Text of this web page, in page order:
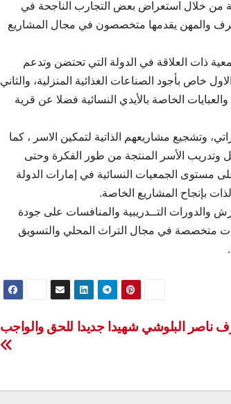
من خلال استعراض بعض التجارب الناجحة في
والمهن يقدمها متخصصون في مجال المشاريع
ذات العلاقة في الدولة التي تحتضن وتدعم
خاص بأجود الصناعات الغذائية المنزلية، والثاني
الخاصة بالأيدي النسائية فضلا عن قرية
وتشجيع مشاريعهم الذاتية لتمكين الاسر ، كما
وتدريب الأسر المنتجة من طور الفكرة وحتى
مستوى الجمعيات النسائية في إمارات الدولة
بإنجاح المشاريع الخاصة.
والدورات التــدريبية والمنافسات على جودة
متخصصة في مجال التراث المحلي والتسويق
ناصر البلوشي شهيدا جديدا للحق والواجب